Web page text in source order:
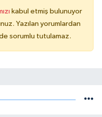
kabul etmiş bulunuyor
Yazılan yorumlardan
sorumlu tutulamaz.